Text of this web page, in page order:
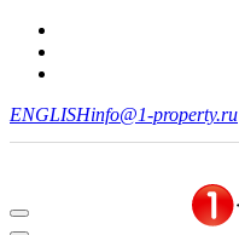
ENGLISHinfo@1-property.ru